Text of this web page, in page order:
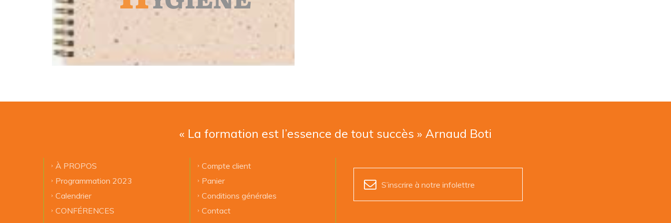
« La formation est l’essence de tout succès » Arnaud Boti
À PROPOS
Programmation 2023
Calendrier
CONFÉRENCES
Compte client
Panier
Conditions générales
Contact
S’inscrire à notre infolettre